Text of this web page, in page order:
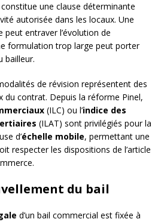
constitue une clause déterminante
autorisée dans les locaux. Une
entraver l’évolution de
formulation trop large peut porter
bailleur.
de révision représentent des
du contrat. Depuis la réforme Pinel,
(ILC) ou l’indice des
(ILAT) sont privilégiés pour la
d’échelle mobile, permettant une
respecter les dispositions de l’article
du bail
d’un bail commercial est fixée à